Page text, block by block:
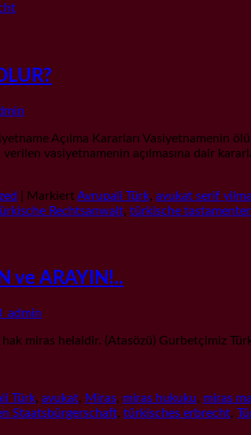
Açılma Kararları
vasiyetnamenin açılmasına dair
MarkiertAvrupali Türk, avukat serif
Rechtsanwalt, türkische
ve ARAYIN!..
miras helaldir. (Atasözü) Gurbetçimiz
Türk, avukat, Miras, miras hukuku, miras
Staatsbürgerschaft, türkisches erbrecht,